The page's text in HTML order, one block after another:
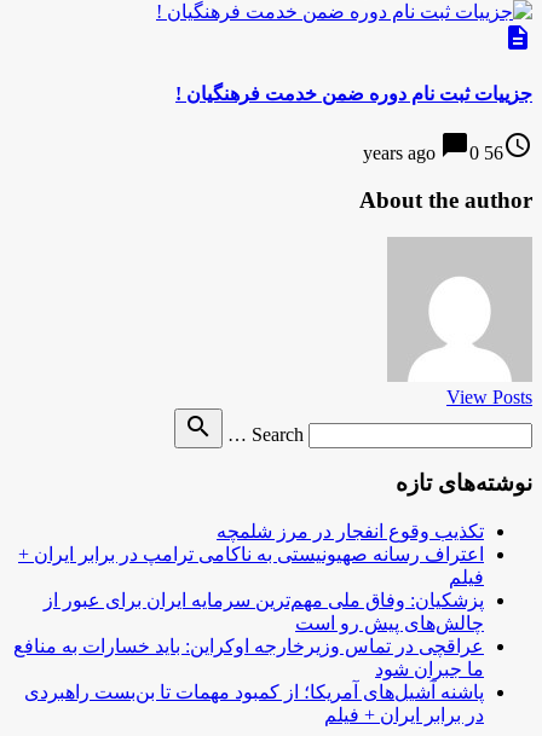
description
جزییات ثبت نام دوره ضمن خدمت فرهنگیان !
access_time
56 years ago
chat_bubble0
About the author
View Posts
Search …
search
نوشته‌های تازه
تکذیب وقوع انفجار در مرز شلمچه
اعتراف رسانه صهیونیستی به ناکامی ترامپ در برابر ایران +
فیلم
پزشکیان: وفاق ملی مهم‌ترین سرمایه ایران برای عبور از
چالش‌های پیش رو است
عراقچی در تماس وزیرخارجه اوکراین: باید خسارات به منافع
ما جبران شود
پاشنه آشیل‌های آمریکا؛ از کمبود مهمات تا بن‌بست راهبردی
در برابر ایران + فیلم